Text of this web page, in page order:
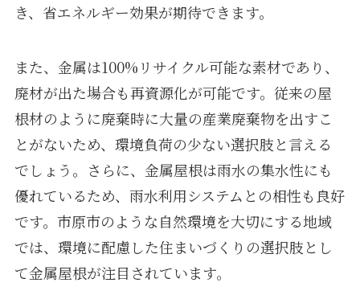
き、省エネルギー効果が期待できます。
また、金属は100%リサイクル可能な素材であり、
廃材が出た場合も再資源化が可能です。従来の屋
根材のように廃棄時に大量の産業廃棄物を出すこ
とがないため、環境負荷の少ない選択肢と言える
でしょう。さらに、金属屋根は雨水の集水性にも
優れているため、雨水利用システムとの相性も良好
です。市原市のような自然環境を大切にする地域
では、環境に配慮した住まいづくりの選択肢とし
て金属屋根が注目されています。